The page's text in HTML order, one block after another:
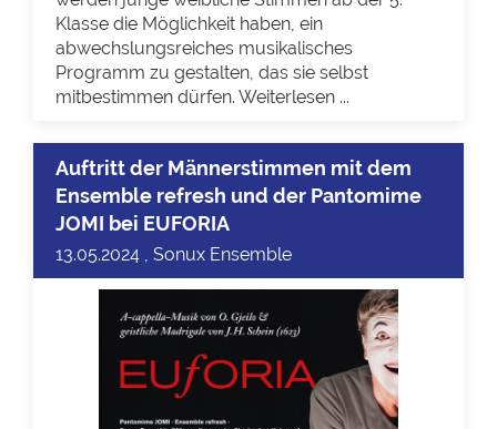
Klasse die Möglichkeit haben, ein
abwechslungsreiches musikalisches
Programm zu gestalten, das sie selbst
mitbestimmen dürfen. Weiterlesen ...
Auftritt der Männerstimmen mit dem
Ensemble refresh und der Pantomime
JOMI bei EUFORIA
13.05.2024 , Sonux Ensemble